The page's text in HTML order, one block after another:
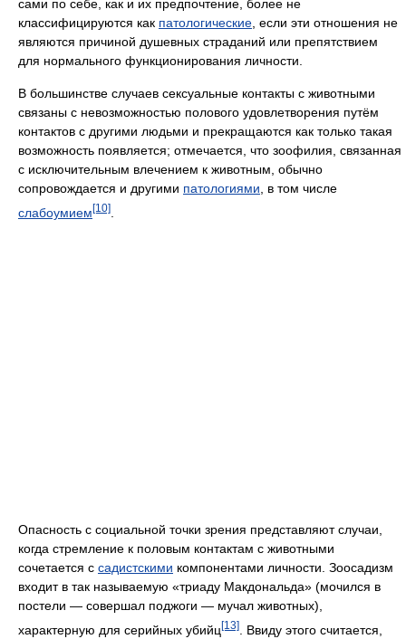
сами по себе, как и их предпочтение, более не
классифицируются как патологические , если эти отношения не
являются причиной душевных страданий или препятствием
для нормального функционирования личности.
В большинстве случаев сексуальные контакты с животными
связаны с невозможностью полового удовлетворения путём
контактов с другими людьми и прекращаются как только такая
возможность появляется; отмечается, что зоофилия, связанная
с исключительным влечением к животным, обычно
сопровождается и другими патологиями , в том числе
слабоумием[10]
Опасность с социальной точки зрения представляют случаи,
когда стремление к половым контактам с животными
сочетается с садистскими компонентами личности. Зоосадизм
входит в так называемую «триаду Макдональда» (мочился в
постели — совершал поджоги — мучал животных),
характерную для серийных убийц [13]
. Ввиду этого считается,